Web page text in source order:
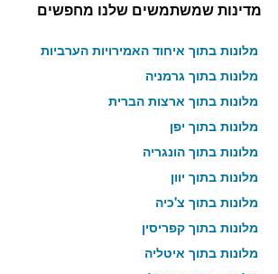
מדינות שמשתמשים שלנו מחפשים
מלונות בתוך איחוד האמירויות הערביות
מלונות בתוך גרמניה
מלונות בתוך ארצות הברית
מלונות בתוך יפן
מלונות בתוך הונגריה
מלונות בתוך יוון
מלונות בתוך צ'כיה
מלונות בתוך קפריסין
מלונות בתוך איטליה